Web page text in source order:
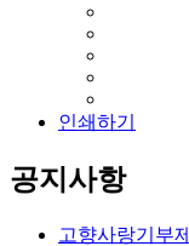
인쇄하기
공지사항
고향사랑기부제